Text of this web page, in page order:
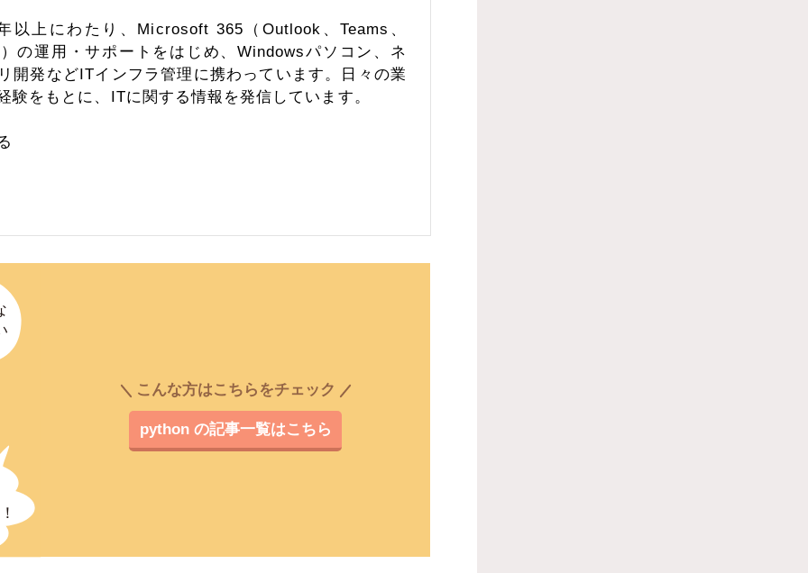
以上にわたり、Microsoft 365（Outlook、Teams、
の運用・サポートをはじめ、Windowsパソコン、ネ
開発などITインフラ管理に携わっています。日々の業
験をもとに、ITに関する情報を発信しています。
こんな方はこちらをチェック
python の記事一覧はこちら